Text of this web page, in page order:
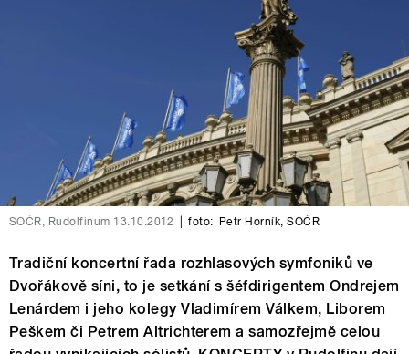
SOČR, Rudolfinum 13.10.2012 foto: Petr Horník, SOČR
Tradiční koncertní řada rozhlasových symfoniků ve
Dvořákově síni, to je setkání s šéfdirigentem Ondrejem
Lenárdem i jeho kolegy Vladimírem Válkem, Liborem
Peškem či Petrem Altrichterem a samozřejmě celou